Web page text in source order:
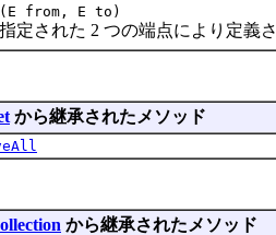
(E from, E to)
れた 2 つの端点により定義さ
から継承されたメソッド
から継承されたメソッド